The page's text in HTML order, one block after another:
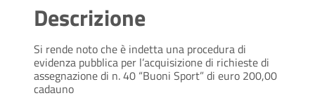
Descrizione
Si rende noto che è indetta una procedura di
evidenza pubblica per l’acquisizione di richieste di
assegnazione di n. 40 “Buoni Sport” di euro 200,00
cadauno